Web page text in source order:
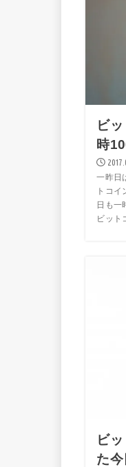
ビ
時
一昨日
トコ
日も一
ビット
ビ
た